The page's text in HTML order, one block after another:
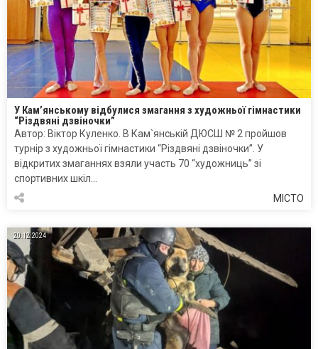
У Кам’янському відбулися змагання з художньої гімнастики
“Різдвяні дзвіночки”
Автор: Віктор Куленко. В Кам`янській ДЮСШ № 2 пройшов
турнір з художньої гімнастики “Різдвяні дзвіночки”. У
відкритих змаганнях взяли участь 70 “художниць” зі
спортивних шкіл…
МІСТО
20.12.2024